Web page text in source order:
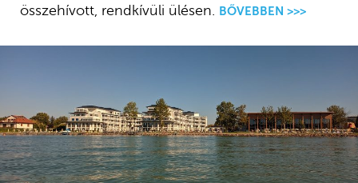
összehívott, rendkívüli ülésen.
BŐVEBBEN >>>